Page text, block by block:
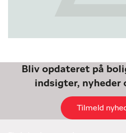
Bliv opdateret på
indsigter, nyheder
Tilmeld